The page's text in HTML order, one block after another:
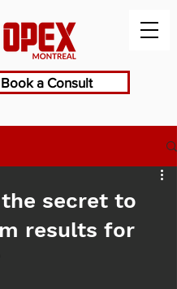
Book a Consult
secret to
results for